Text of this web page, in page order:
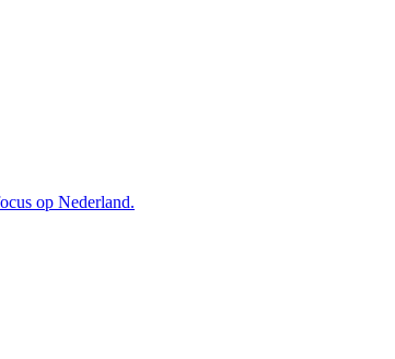
op Nederland.